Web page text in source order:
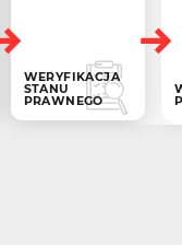
WERYFIKACJA
STANU
PRAWNEGO